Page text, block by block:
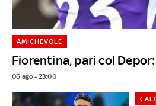
Fiorentina, pari col
AMICHEVOLE
06 ago - 23:00